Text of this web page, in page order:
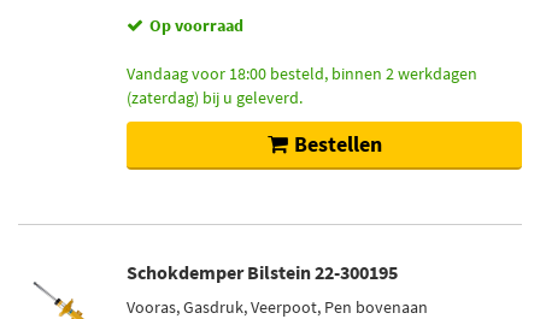
Op voorraad
Vandaag voor 18:00 besteld, binnen 2 werkdagen
(zaterdag) bij u geleverd.
Bestellen
Schokdemper Bilstein 22-300195
Vooras, Gasdruk, Veerpoot, Pen bovenaan